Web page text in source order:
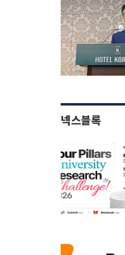
넥스블록